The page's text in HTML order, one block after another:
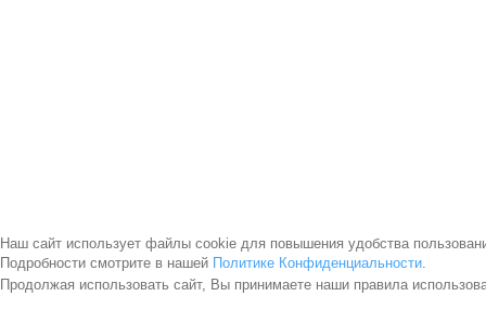
Наш сайт использует файлы cookie для повышения удобства
Подробности смотрите в нашей Политике Конфиденциальности.
Продолжая использовать сайт, Вы принимаете наши правила